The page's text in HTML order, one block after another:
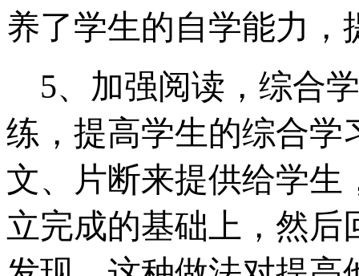
养了学生的自学能力，
5、加强阅读，综合
练，提高学生的综合学
文、片断来提供给学生
立完成的基础上，然后